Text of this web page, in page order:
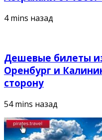
4 mins назад
Дешевые билеты
Оренбург и
сторону
54 mins назад